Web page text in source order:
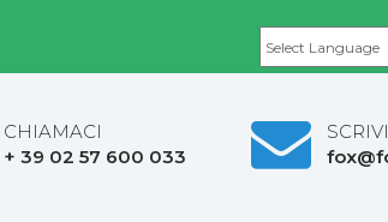
CHIAMACI
+ 39 02 57 600 033